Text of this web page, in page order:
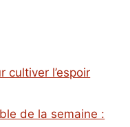
cultiver l’espoir
de la semaine :